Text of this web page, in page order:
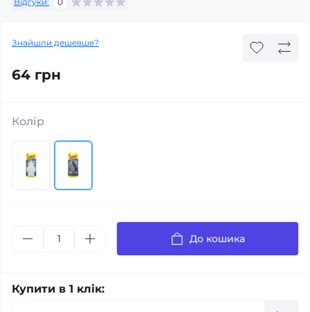
Знайшли дешевше?
64 грн
Колір
До кошика
Купити в 1 клік: